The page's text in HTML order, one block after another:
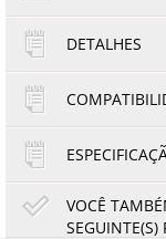
1x de
2x de
DETALHES
VOCÊ
SEGUINTE(S)